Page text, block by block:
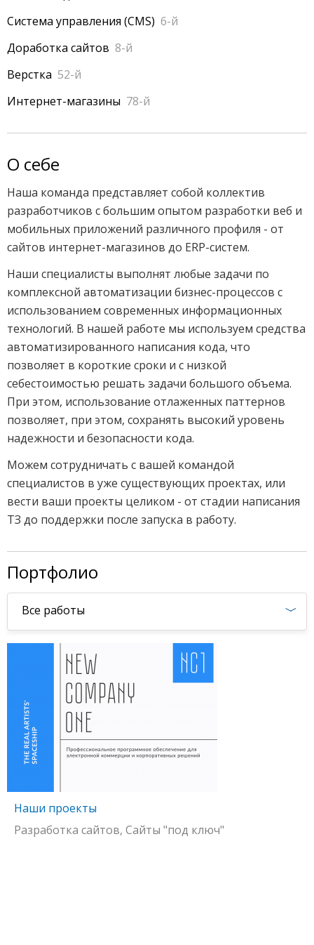
Система управления (CMS) 6-й
Доработка сайтов 8-й
Верстка 52-й
Интернет-магазины 78-й
О себе
Наша команда представляет собой коллектив
разработчиков с большим опытом разработки веб и
мобильных приложений различного профиля - от
сайтов интернет-магазинов до ERP-систем.
Наши специалисты выполнят любые задачи по
комплексной автоматизации бизнес-процессов с
использованием современных информационных
технологий. В нашей работе мы используем средства
автоматизированного написания кода, что
позволяет в короткие сроки и с низкой
себестоимостью решать задачи большого объема.
При этом, использование отлаженных паттернов
позволяет, при этом, сохранять высокий уровень
надежности и безопасности кода.
Можем сотрудничать с вашей командой
специалистов в уже существующих проектах, или
вести ваши проекты целиком - от стадии написания
ТЗ до поддержки после запуска в работу.
Портфолио
Все работы
Наши проекты
Разработка сайтов, Сайты "под ключ"